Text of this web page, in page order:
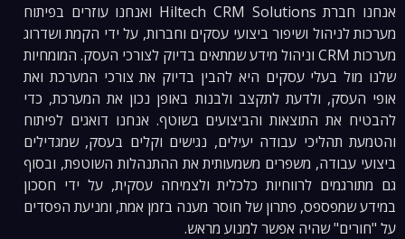
אנחנו חברת Hiltech CRM Solutions ואנחנו עוזרים בפיתוח
מערכות לניהול ושיפור ביצועי עסקים וחברות, על ידי הקמת ושדרוג
מערכות CRM וניהול מידע שמתאים בדיוק לצורכי העסק. המומחיות
שלנו מול בעלי עסקים היא להבין בדיוק את צורכי המערכת ואת
אופי העסק, ולדעת לתקצב ולבנות באופן נכון את המערכת, כדי
להבטיח את התוצאות והביצועים בשוטף. אנחנו דואגים לפיתוח
והטמעת תהליכי עבודה יעילים, נגישים וקלים בעסק, שמגדילים
ביצועי עבודה, משפרים משמעותית את ההתנהלות השוטפת, ובסוף
גם מתורגמים לרווחיות כלכלית ולצמיחה עסקית, על ידי חסכון
במידע שמפספס, פתרון של חוסר מענה בזמן אמת, ומניעת הפסדים
על "חורים" שהיה אפשר למנוע מראש.